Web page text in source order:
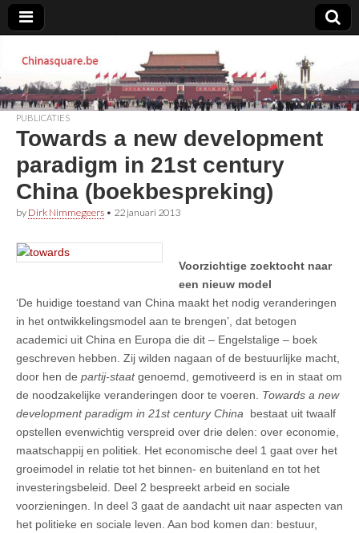
Chinasquare.be
PUBLICATIES
Towards a new development
paradigm in 21st century
China (boekbespreking)
by Dirk Nimmegeers • 22 januari 2013
Voorzichtige zoektocht naar
een nieuw model
‘De huidige toestand van China maakt het nodig veranderingen
in het ontwikkelingsmodel aan te brengen’, dat betogen
academici uit China en Europa die dit – Engelstalige – boek
geschreven hebben. Zij wilden nagaan of de bestuurlijke macht,
door hen de partij-staatgenoemd, gemotiveerd is en in staat om
de noodzakelijke veranderingen door te voeren. Towards a new
development paradigm in 21st century China bestaat uit twaalf
opstellen evenwichtig verspreid over drie delen: over economie,
maatschappij en politiek. Het economische deel 1 gaat over het
groeimodel in relatie tot het binnen- en buitenland en tot het
investeringsbeleid. Deel 2 bespreekt arbeid en sociale
voorzieningen. In deel 3 gaat de aandacht uit naar aspecten van
het politieke en sociale leven. Aan bod komen dan: bestuur,